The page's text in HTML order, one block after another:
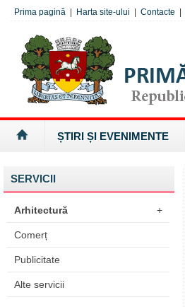
Prima pagină Harta site-ului Contacte
ȘTIRI ȘI EVENIMENTE
SERVICII
Arhitectură +
Comerț
Publicitate
Alte servicii